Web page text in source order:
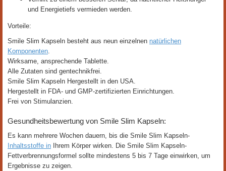
und Energietiefs vermieden werden.
Vorteile:
Smile Slim Kapseln besteht aus neun einzelnen natürlichen
Komponenten.
Wirksame, ansprechende Tablette.
Alle Zutaten sind gentechnikfrei.
Smile Slim Kapseln Hergestellt in den USA.
Hergestellt in FDA- und GMP-zertifizierten Einrichtungen.
Frei von Stimulanzien.
Gesundheitsbewertung von Smile Slim Kapseln:
Es kann mehrere Wochen dauern, bis die Smile Slim Kapseln-
Inhaltsstoffe in Ihrem Körper wirken. Die Smile Slim Kapseln-
Fettverbrennungsformel sollte mindestens 5 bis 7 Tage einwirken, um
Ergebnisse zu zeigen.